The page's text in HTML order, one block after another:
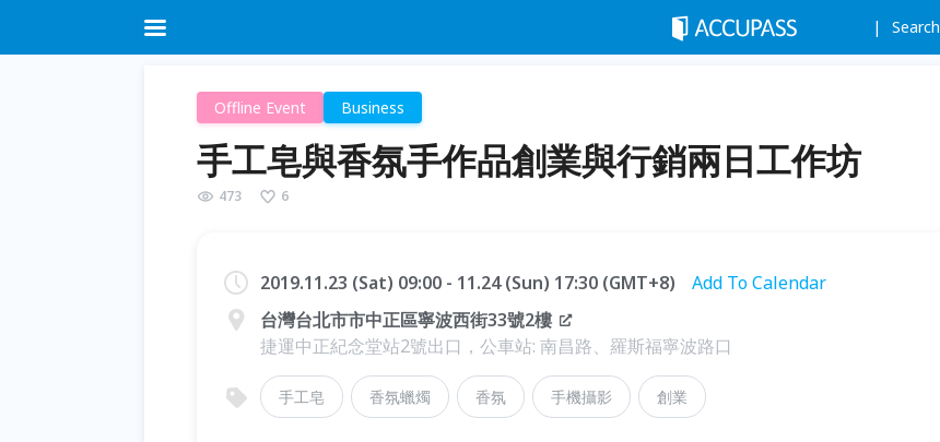
Search
Offline Event Business
手工皂與香氛手作品創業與行銷兩日工作坊
473 6
2019.11.23 (Sat) 09:00 - 11.24 (Sun) 17:30 (GMT+8)
Add To Calendar
台灣台北市市中正區寧波西街33號2樓
捷運中正紀念堂站2號出口，公車站: 南昌路、羅斯福寧波路口
手工皂 香氛蠟燭 香氛 手機攝影 創業